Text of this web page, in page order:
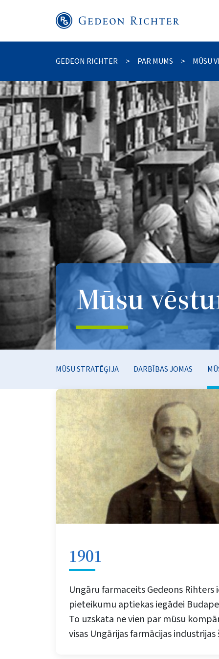
GEDEON RICHTER > PAR MUMS > MŪSU
Mūsu
MŪSU STRATĒĢIJA DARBĪBAS JOMAS
1901
Ungāru farmaceits Gedeons Rihters
pieteikumu aptiekas iegādei
To uzskata ne vien par mūsu
visas Ungārijas farmācijas